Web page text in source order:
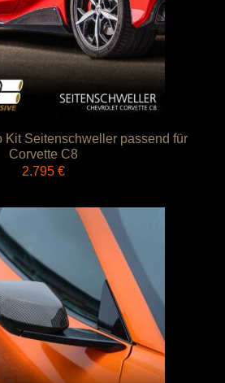
Kit Seitenschweller passend für
Corvette C8
2.795 €